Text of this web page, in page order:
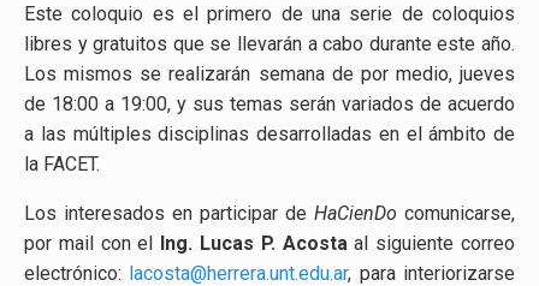
Este coloquio es el primero de una serie de coloquios
libres y gratuitos que se llevarán a cabo durante este año.
Los mismos se realizarán semana de por medio, jueves
de 18:00 a 19:00, y sus temas serán variados de acuerdo
a las múltiples disciplinas desarrolladas en el ámbito de
la FACET.
Los interesados en participar de HaCienDo comunicarse,
por mail con el Ing. Lucas P. Acosta al siguiente correo
electrónico: lacosta@herrera.unt.edu.ar, para interiorizarse